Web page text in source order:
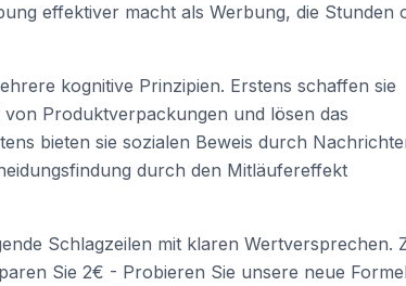
effektiver macht als Werbung, die Stunden
kognitive Prinzipien. Erstens schaffen sie
Produktverpackungen und lösen das
bieten sie sozialen Beweis durch
durch den Mitläufereffekt
Schlagzeilen mit klaren Wertversprechen.
Sie 2€ - Probieren Sie unsere neue